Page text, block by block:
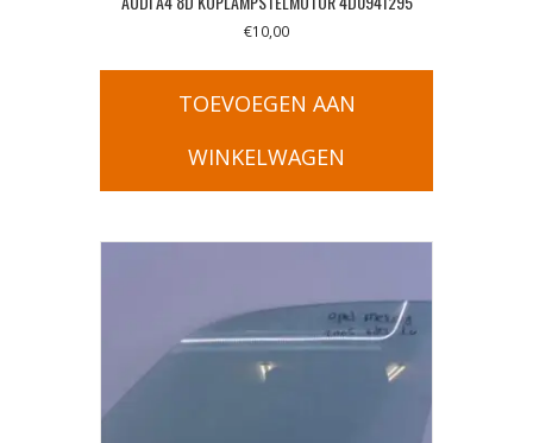
€10,00
TOEVOEGEN AAN
WINKELWAGEN